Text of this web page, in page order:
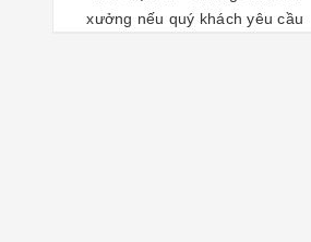
xưởng nếu quý khách yêu cầu